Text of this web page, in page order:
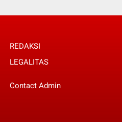
REDAKSI
LEGALITAS
Contact Admin